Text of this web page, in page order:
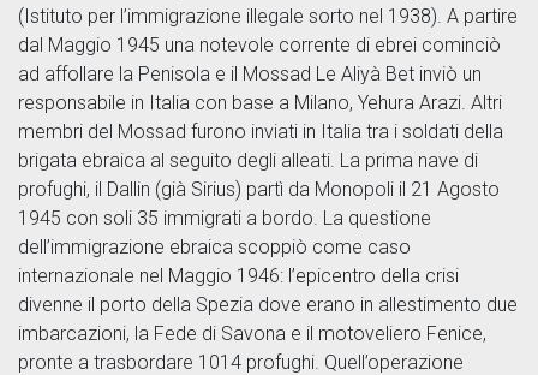
(Istituto per l’immigrazione illegale sorto nel 1938). A partire
dal Maggio 1945 una notevole corrente di ebrei cominciò
ad affollare la Penisola e il Mossad Le Aliyà Bet inviò un
responsabile in Italia con base a Milano, Yehura Arazi. Altri
membri del Mossad furono inviati in Italia tra i soldati della
brigata ebraica al seguito degli alleati. La prima nave di
profughi, il Dallin (già Sirius) partì da Monopoli il 21 Agosto
1945 con soli 35 immigrati a bordo. La questione
dell’immigrazione ebraica scoppiò come caso
internazionale nel Maggio 1946: l’epicentro della crisi
divenne il porto della Spezia dove erano in allestimento due
imbarcazioni, la Fede di Savona e il motoveliero Fenice,
pronte a trasbordare 1014 profughi. Quell’operazione